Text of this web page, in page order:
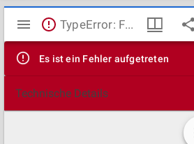
Mirador
Viewer
TypeError: Failed to fetch
Es ist ein Fehler aufgetreten
Technische Details